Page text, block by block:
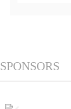
SPONSORS